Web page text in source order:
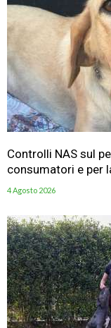
Controlli NAS sul
consumatori e per
4 Agosto 2026